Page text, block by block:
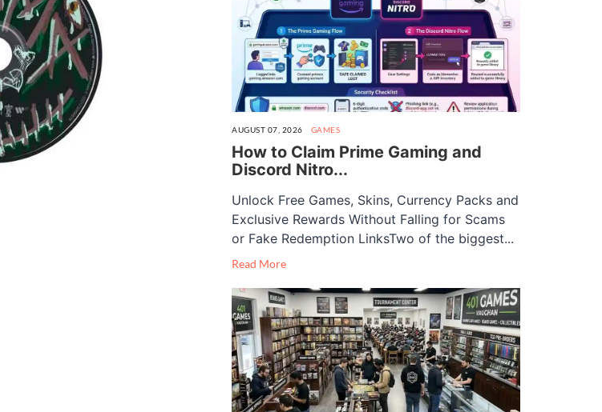
AUGUST 07, 2026 GAMES
How to Claim Prime Gaming and
Discord Nitro...
Unlock Free Games, Skins, Currency Packs and
Exclusive Rewards Without Falling for Scams
or Fake Redemption LinksTwo of the biggest...
Read More